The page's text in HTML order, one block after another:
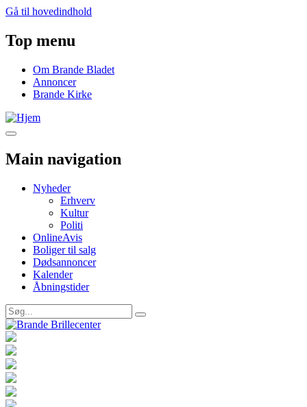
Gå til hovedindhold
Top menu
Om Brande Bladet
Annoncer
Brande Kirke
Main navigation
Nyheder
Erhverv
Kultur
Politi
OnlineAvis
Boliger til salg
Dødsannoncer
Kalender
Åbningstider